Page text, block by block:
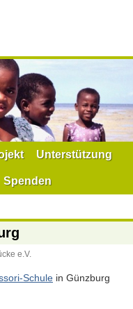
Unterstützung
Spenden
e.V.
Schule in Günzburg